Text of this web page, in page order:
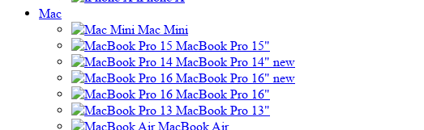
Mac
Mac Mini
MacBook Pro 15"
MacBook Pro 14" new
MacBook Pro 16" new
MacBook Pro 16"
MacBook Pro 13"
MacBook Air